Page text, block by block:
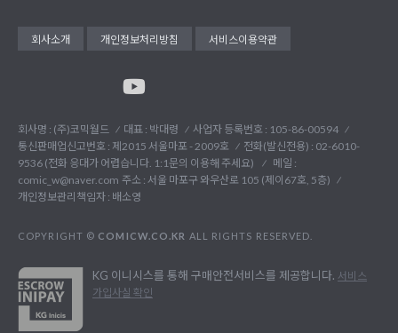
회사소개 개인정보처리방침 서비스이용약관
회사명 : (주)코믹월드 대표 : 박대령
사업자 등록번호 : 105-86-00594
통신판매업신고번호 : 제2015 서울마포 - 2009호
전화(발신전용) : 02-6010-
9536 (전화 응대가 어렵습니다. 1:1문의 이용해 주세요)
메일 :
comic_w@naver.com 주소 : 서울 마포구 와우산로 105 (제이67호, 5층)
개인정보관리책임자 : 배소영
COPYRIGHT © COMICW.CO.KR ALL RIGHTS RESERVED.
KG 이니시스를 통해 구매안전서비스를 제공합니다. 서비스
가입사실 확인